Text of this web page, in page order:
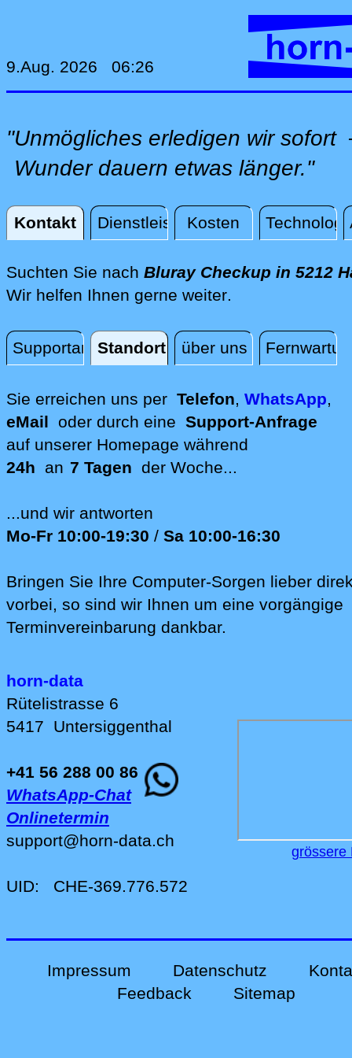
9.Aug. 2026 06:26
"Unmögliches erledigen wir
Wunder dauern etwas länger."
Kontakt Dienstleistungen
Kosten
Kontakt
Suchten Sie nach Bluray Checkup in 5212
Wir helfen Ihnen gerne weiterdirekt vor Ort in
.
SupportanfrageStandort über uns
Standort
Sie erreichen uns per Telefon, WhatsApp,
eMail oder durch eine Support-Anfrage
auf unserer Homepage während
24h an 7 Tagen der Woche...
...und wir antworten
Mo-Fr 10:00-19:30 / Sa 10:00-16:30
Bringen Sie Ihre Computer-Sorgen lieber
vorbei, so sind wir Ih‍nen um eine vorgängige
Terminvereinbarung dankbar.
horn-data
Rütelistrasse 6
5417 Untersiggenthal
+41 56 288 00 86
WhatsApp-Chat
Onlinetermin
support@horn-data.ch
UID: CHE-369.776.572
grössere
Impressum Datenschutz
Feedback
Sitemap